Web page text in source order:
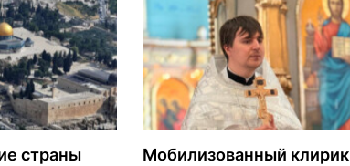
страны
Мобилизованный клирик